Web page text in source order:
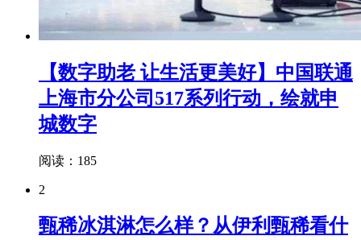
【数字助老 让生活更美好】中国联通
上海市分公司517系列行动，绘就申
城数字
阅读：185
2
甄稀冰淇淋怎么样？从伊利甄稀看什